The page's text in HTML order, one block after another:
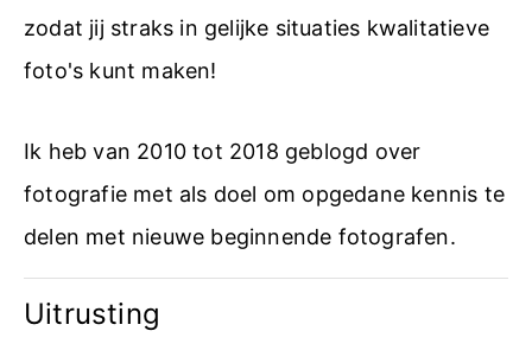
zodat jij straks in gelijke situaties kwalitatieve
foto's kunt maken!
Ik heb van 2010 tot 2018 geblogd over
fotografie met als doel om opgedane kennis te
delen met nieuwe beginnende fotografen.
Uitrusting